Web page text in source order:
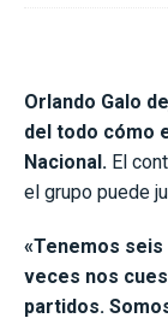
Orlando Galo
del todo cómo
Nacional. El
el grupo puede
«Tenemos
veces nos
partidos.